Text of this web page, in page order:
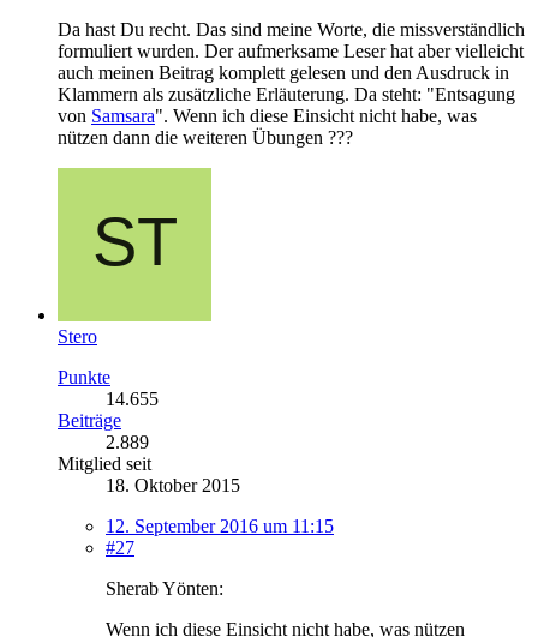
Da hast Du recht. Das sind meine Worte, die missverständlich
formuliert wurden. Der aufmerksame Leser hat aber vielleicht
auch meinen Beitrag komplett gelesen und den Ausdruck in
Klammern als zusätzliche Erläuterung. Da steht: "Entsagung
von Samsara". Wenn ich diese Einsicht nicht habe, was
nützen dann die weiteren Übungen ???
Stero
Punkte
14.655
Beiträge
2.889
Mitglied seit
18. Oktober 2015
12. September 2016 um 11:15
#27
Sherab Yönten:
Wenn ich diese Einsicht nicht habe, was nützen